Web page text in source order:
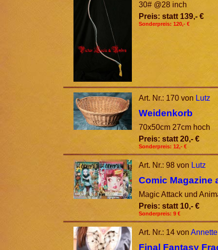
30# @28 inch
Preis: statt 139,- €
Sonderpreis: 120,- €
Art. Nr.: 170 von Lutz
Weidenkorb
70x50cm 27cm hoch
Preis: statt 20,- €
Sonderpreis: 12,- €
Art. Nr.: 98 von Lutz
Comic Magazine
Magic Attack und
Preis: statt 10,- €
Sonderpreis: 9 €
Art. Nr.: 14 von Annette
Final Fantasy